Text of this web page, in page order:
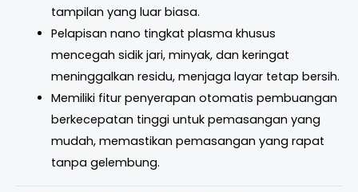
tampilan yang luar biasa.
Pelapisan nano tingkat plasma khusus
mencegah sidik jari, minyak, dan keringat
meninggalkan residu, menjaga layar tetap bersih.
Memiliki fitur penyerapan otomatis pembuangan
berkecepatan tinggi untuk pemasangan yang
mudah, memastikan pemasangan yang rapat
tanpa gelembung.